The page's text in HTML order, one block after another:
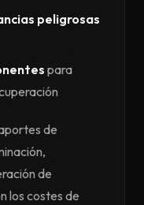
peligrosas
para
de
de
los costes de